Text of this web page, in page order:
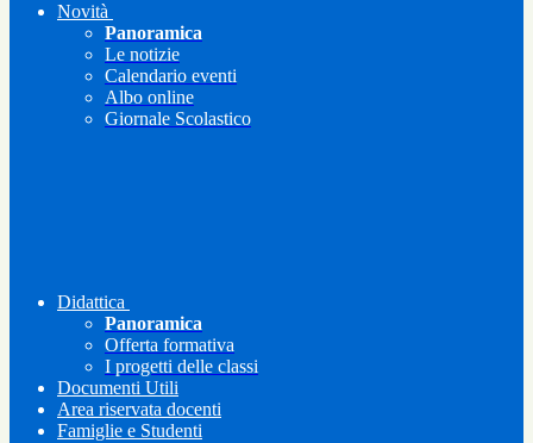
Novità
Panoramica
Le notizie
Calendario eventi
Albo online
Giornale Scolastico
Didattica
Panoramica
Offerta formativa
I progetti delle classi
Documenti Utili
Area riservata docenti
Famiglie e Studenti